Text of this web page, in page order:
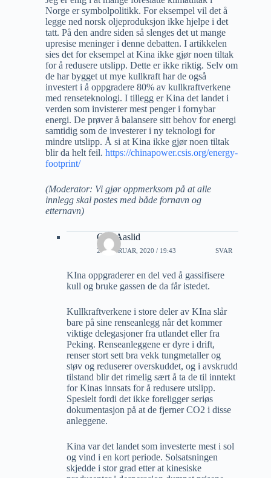
Norge er symbolpolitikk. For eksempel vil det å
legge ned norsk oljeproduksjon ikke hjelpe i det
tatt. På den andre siden så slenges det ut mange
upresise meninger i denne debatten. I artikkelen
sies det for eksempel at Kina ikke gjør noen tiltak
for å redusere utslipp. Dette er ikke riktig. Selv om
de har bygget ut mye kullkraft har de også
investert i å oppgradere 80% av kullkraftverkene
med renseteknologi. I tillegg er Kina det landet i
verden som invisterer mest penger i fornybar
energi. De prøver å balansere sitt behov for energi
samtidig som de investerer i ny teknologi for
mindre utslipp. Å si at Kina ikke gjør noen tiltak
blir da helt feil. https://chinapower.csis.org/energy-
footprint/
(Moderator: Vi gjør oppmerksom på at alle
innlegg skal postes med både fornavn og
etternavn)
Geir Aaslid
21 FEBRUAR, 2020 / 19:43 SVAR
KIna oppgraderer en del ved å gassifisere
kull og bruke gassen de da får istedet.
Kullkraftverkene i store deler av KIna slår
bare på sine renseanlegg når det kommer
viktige delegasjoner fra utlandet eller fra
Peking. Renseanleggene er dyre i drift,
renser stort sett bra vekk tungmetaller og
støv og reduserer overskuddet, og i avskrudd
tilstand blir det rimelig sært å ta de til inntekt
for Kinas innsats for å redusere utslipp.
Spesielt fordi det ikke foreligger seriøs
dokumentasjon på at de fjerner CO2 i disse
anleggene.
Kina var det landet som investerte mest i sol
og vind i en kort periode. Solsatsningen
skjedde i stor grad etter at kinesiske